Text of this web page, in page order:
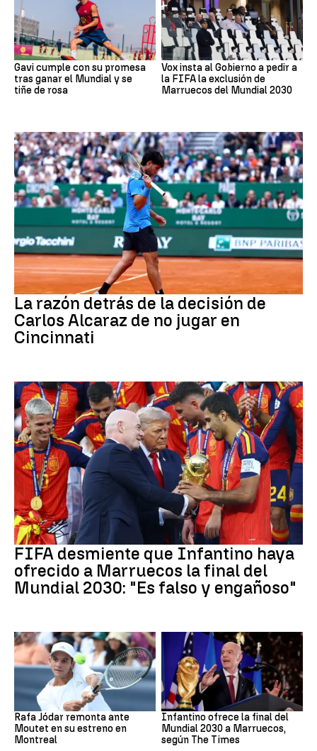
Gavi cumple con su promesa
tras ganar el Mundial y se
tiñe de rosa
Vox insta al Gobierno a pedir a
la FIFA la exclusión de
Marruecos del Mundial 2030
Tenis
La razón detrás de la decisión de
Carlos Alcaraz de no jugar en
Cincinnati
Mundial 2030
FIFA desmiente que Infantino haya
ofrecido a Marruecos la final del
Mundial 2030: "Es falso y engañoso"
Rafa Jódar remonta ante
Moutet en su estreno en
Montreal
Mundial 2030
Infantino ofrece la final del
Mundial 2030 a Marruecos,
según The Times